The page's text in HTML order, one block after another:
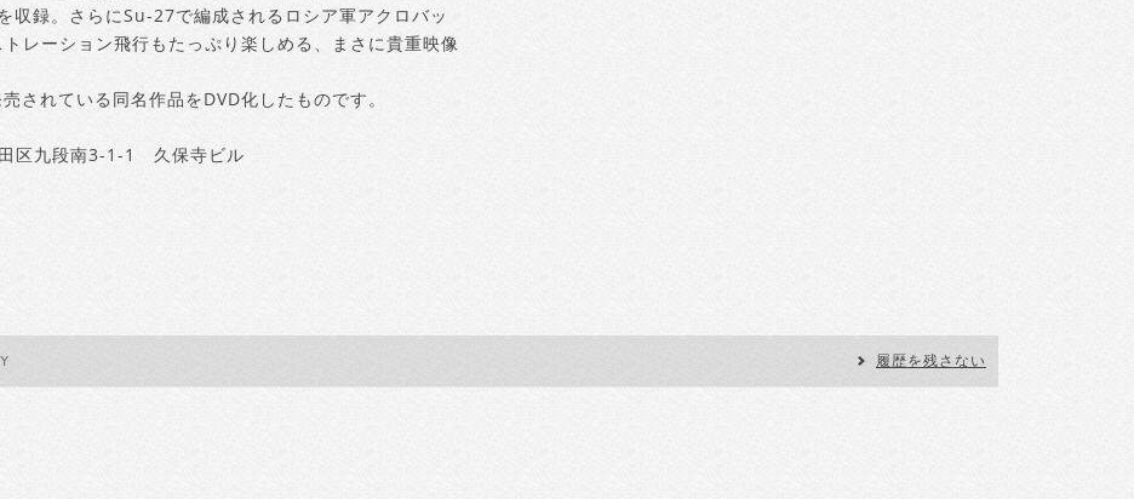
収録。さらにSu-27で編成されるロシア軍アクロバッ
レーション飛行もたっぷり楽しめる、まさに貴重映像
されている同名作品をDVD化したものです。
区九段南3-1-1 久保寺ビル
履歴を残さない